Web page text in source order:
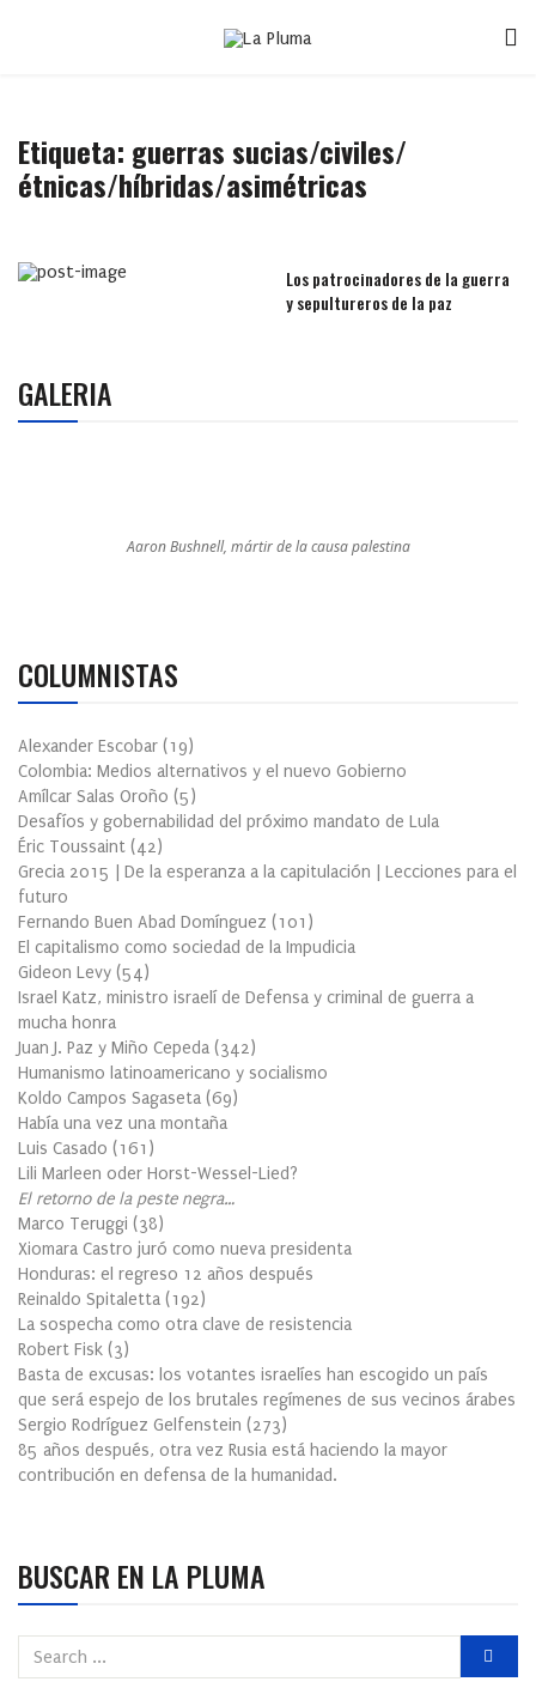
Etiqueta: guerras sucias/civiles/
étnicas/híbridas/asimétricas
Los patrocinadores de la guerra
y sepultureros de la paz
GALERIA
Aaron Bushnell, mártir de la causa palestina
COLUMNISTAS
Alexander Escobar (19)
Colombia: Medios alternativos y el nuevo Gobierno
Amílcar Salas Oroño (5)
Desafíos y gobernabilidad del próximo mandato de Lula
Éric Toussaint (42)
Grecia 2015 | De la esperanza a la capitulación | Lecciones para el
futuro
Fernando Buen Abad Domínguez (101 )
El capitalismo como sociedad de la Impudicia
Gideon Levy (54)
Israel Katz, ministro israelí de Defensa y criminal de guerra a
mucha honra
Juan J. Paz y Miño Cepeda (342)
Humanismo latinoamericano y socialismo
Koldo Campos Sagaseta (69)
Había una vez una montaña
Luis Casado (161 )
Lili Marleen oder Horst-Wessel-Lied?
El retorno de la peste negra…
Marco Teruggi (38)
Xiomara Castro juró como nueva presidenta
Honduras: el regreso 12 años después
Reinaldo Spitaletta (192)
La sospecha como otra clave de resistencia
Robert Fisk (3)
Basta de excusas: los votantes israelíes han escogido un país
que será espejo de los brutales regímenes de sus vecinos árabes
Sergio Rodríguez Gelfenstein (273)
85 años después, otra vez Rusia está haciendo la mayor
contribución en defensa de la humanidad.
BUSCAR EN LA PLUMA